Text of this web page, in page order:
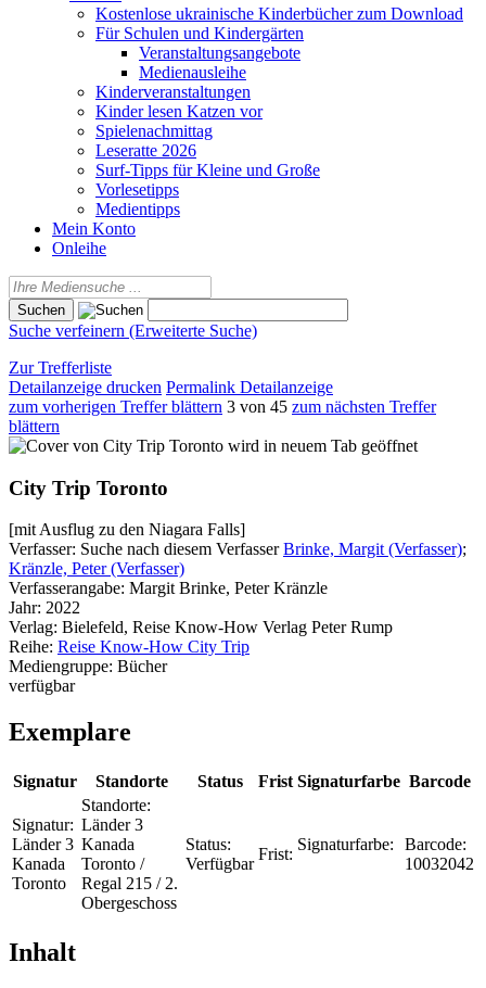
Kostenlose ukrainische Kinderbücher zum Download
Für Schulen und Kindergärten
Veranstaltungsangebote
Medienausleihe
Kinderveranstaltungen
Kinder lesen Katzen vor
Spielenachmittag
Leseratte 2026
Surf-Tipps für Kleine und Große
Vorlesetipps
Medientipps
Mein Konto
Onleihe
Suche verfeinern (Erweiterte Suche)
Zur Trefferliste
Detailanzeige drucken Permalink Detailanzeige
zum vorherigen Treffer blättern 3 von 45 zum nächsten Treffer
blättern
wird in neuem Tab geöffnet
City Trip Toronto
[mit Ausflug zu den Niagara Falls]
Verfasser: Suche nach diesem Verfasser Brinke, Margit (Verfasser);
Kränzle, Peter (Verfasser)
Verfasserangabe: Margit Brinke, Peter Kränzle
Jahr: 2022
Verlag: Bielefeld, Reise Know-How Verlag Peter Rump
Reihe: Reise Know-How City Trip
Mediengruppe: Bücher
verfügbar
Exemplare
Signatur Standorte Status Frist Signaturfarbe Barcode
Signatur:
Länder 3
Kanada
Toronto
Standorte:
Länder 3
Kanada
Toronto /
Regal 215 / 2.
Obergeschoss
Status:
Verfügbar
Frist:
Signaturfarbe:
Barcode:
10032042
Inhalt